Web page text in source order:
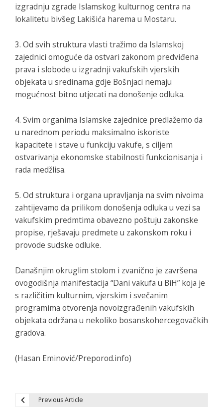
izgradnju zgrade Islamskog kulturnog centra na
lokalitetu bivšeg Lakišića harema u Mostaru.
3. Od svih struktura vlasti tražimo da Islamskoj
zajednici omoguće da ostvari zakonom predviđena
prava i slobode u izgradnji vakufskih vjerskih
objekata u sredinama gdje Bošnjaci nemaju
mogućnost bitno utjecati na donošenje odluka.
4. Svim organima Islamske zajednice predlažemo da
u narednom periodu maksimalno iskoriste
kapacitete i stave u funkciju vakufe, s ciljem
ostvarivanja ekonomske stabilnosti funkcionisanja i
rada medžlisa.
5. Od struktura i organa upravljanja na svim nivoima
zahtijevamo da prilikom donošenja odluka u vezi sa
vakufskim predmtima obavezno poštuju zakonske
propise, rješavaju predmete u zakonskom roku i
provode sudske odluke.
Današnjim okruglim stolom i zvanično je završena
ovogodišnja manifestacija “Dani vakufa u BiH” koja je
s različitim kulturnim, vjerskim i svečanim
programima otvorenja novoizgrađenih vakufskih
objekata održana u nekoliko bosanskohercegovačkih
gradova.
(Hasan Eminović/Preporod.info)
Previous Article